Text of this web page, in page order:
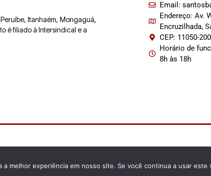
Peruíbe, Itanhaém, Mongaguá,
é filiado à Intersindical e a
Email:
Endereço: Av.
Encruzilhada,
CEP: 11050-200
Horário de
8h às 18h
melhor experiência em nosso site. Se você continua a usar